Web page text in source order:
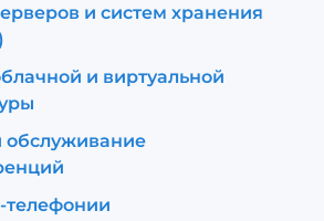
и систем хранения
и виртуальной
телефонии